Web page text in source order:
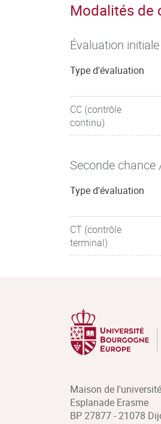
Modalités de
Évaluation
Type d'évaluation
CC (contrôle
continu)
Seconde
Type d'évaluation
CT (contrôle
terminal)
Maison de l'université
Esplanade Erasme
BP 27877 - 21078